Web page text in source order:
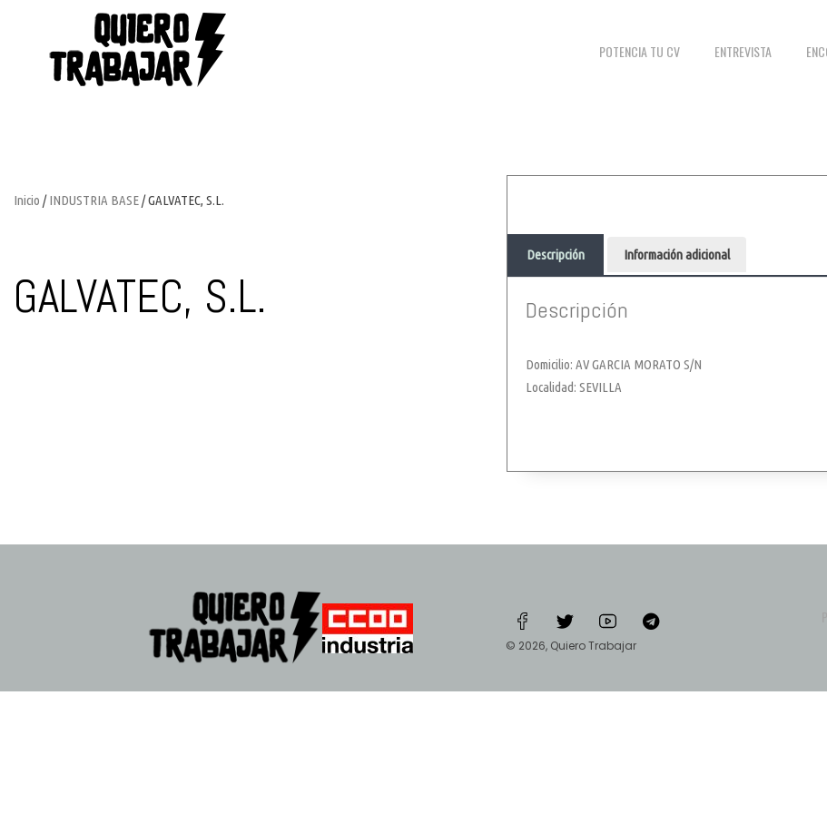
POTENCIA TU CV ENTREVISTA
Inicio /INDUSTRIA BASE/ GALVATEC, S.L.
GALVATEC, S.L.
Descripción Información adicional
Descripción
Domicilio: AV GARCIA MORATO S/N
Localidad: SEVILLA
© 2026, Quiero Trabajar